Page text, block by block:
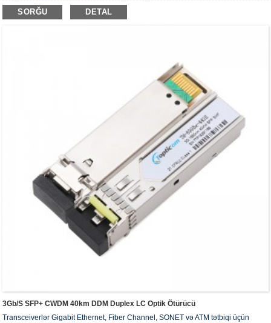
SORĞU DETAL
3Gb/s SFP+ CWDM 40km DDM Duplex LC Optik Ötürücü
Transceiverlər Gigabit Ethernet, Fiber Channel, SONET və ATM tətbiqi üçün